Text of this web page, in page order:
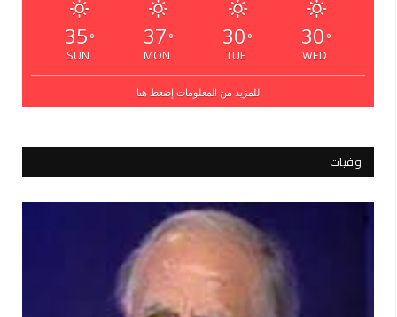
35 °
SUN
37 °
MON
30 °
TUE
30 °
WED
للمزيد من المعلومات إضغط هنا
وفيات